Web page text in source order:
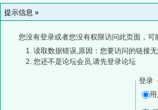
提示信息 »
您没有登录或者您没有权限访问此页面，可
读取数据错误,原因：您要访问的链接
您还不是论坛会员,请先登录论坛
登录